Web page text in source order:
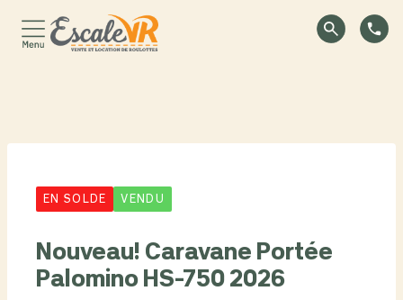
EN SOLDE VENDU
Nouveau! Caravane Portée
Palomino HS-750 2026